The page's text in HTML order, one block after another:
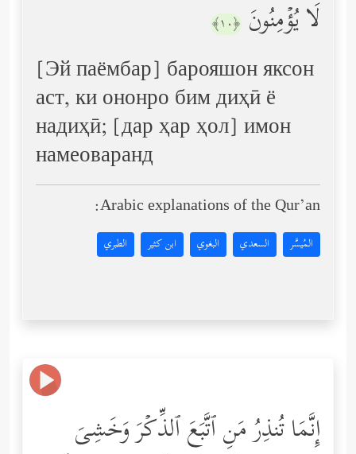
لَا یُؤۡمِنُونَ ﴿١٠﴾
[Эй паёмбар] барояшон яксон
аст, ки ононро бим диҳӣ ё
надиҳӣ; [дар ҳар ҳол] имон
намеоваранд
Arabic explanations of the Qur’an:
المُيسَّر السعدي البغوي ابن كثير الطبري
إِنَّمَا تُنذِرُ مَنِ ٱتَّبَعَ ٱلذِّكۡرَ وَخَشِیَ